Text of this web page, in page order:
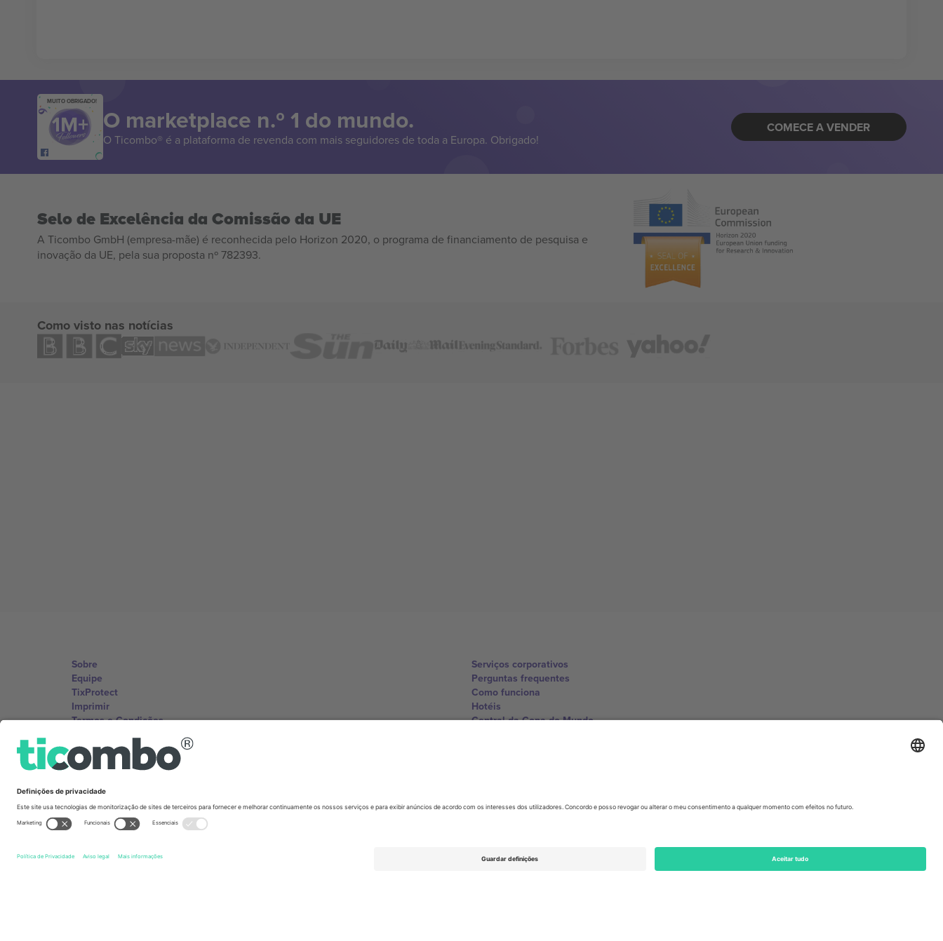
MUITO OBRIGADO!
O marketplace n.º 1 do mundo.
O Ticombo® é a plataforma de revenda com mais seguidores de toda a Europa. Obrigado!
COMECE A VENDER
Selo de Excelência da Comissão da UE
A Ticombo GmbH (empresa-mãe) é reconhecida pelo Horizon 2020, o programa de financiamento de pesquisa e
inovação da UE, pela sua proposta nº 782393.
Como visto nas notícias
Sobre
Equipe
TixProtect
Imprimir
Termos e Condições
Programa de afiliados
Serviços corporativos
Perguntas frequentes
Como funciona
Hotéis
Central da Copa do Mundo